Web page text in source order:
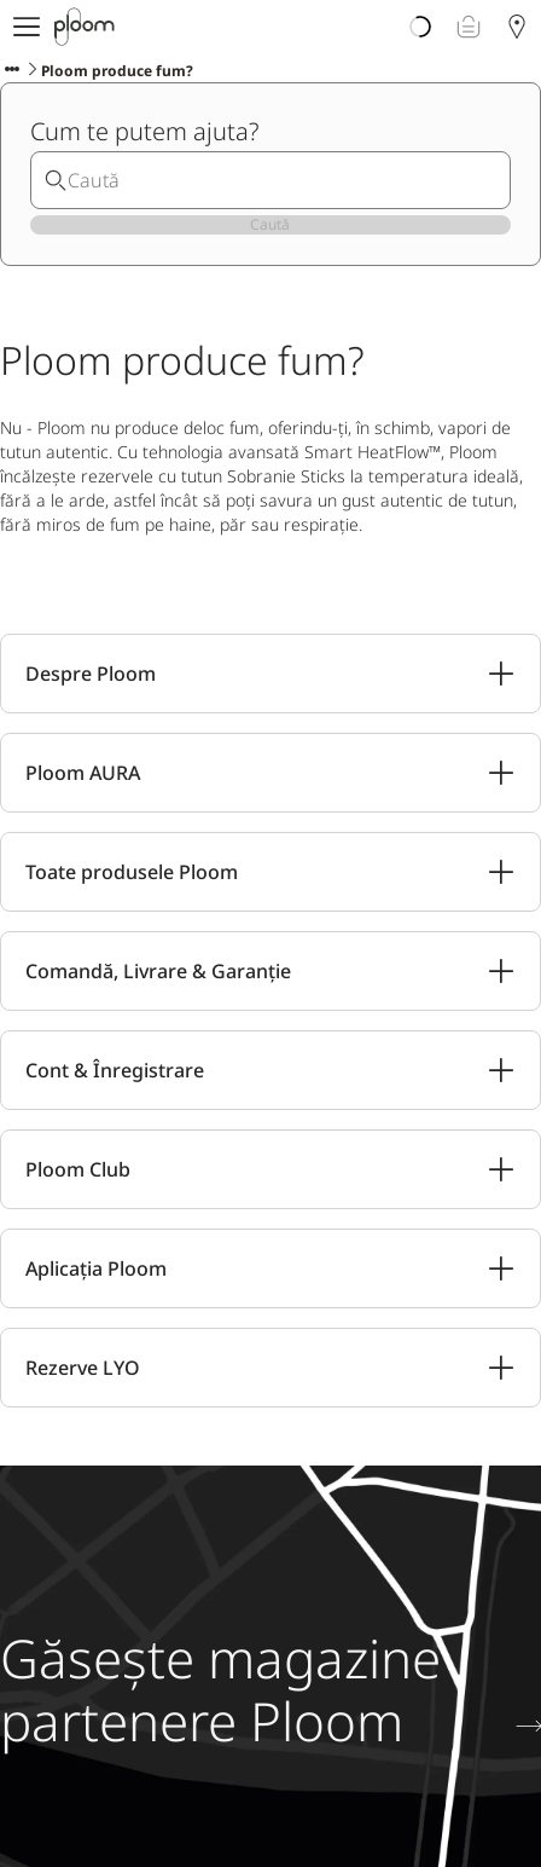
Despre Ploom AURA
Get Started
Ploom Club
Asistență Ploom
Ploom in Magazine Fizice
Ploom Blog
Ploom produce fum?
Cum te putem ajuta?
Caută
Ploom produce fum?
Nu - Ploom nu produce deloc fum, oferindu-ți, în schimb, vapori de
tutun autentic. Cu tehnologia avansată Smart HeatFlow™, Ploom
încălzește rezervele cu tutun Sobranie Sticks la temperatura ideală,
fără a le arde, astfel încât să poți savura un gust autentic de tutun,
fără miros de fum pe haine, păr sau respirație.
Despre Ploom
Ploom AURA
Toate produsele Ploom
Comandă, Livrare & Garanție
Cont & Înregistrare
Ploom Club
Aplicația Ploom
Rezerve LYO
Găsește magazine
partenere Ploom